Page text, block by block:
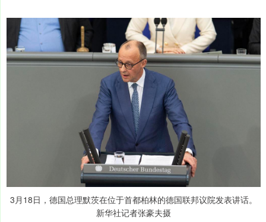
3月18日，德国总理默茨在位于首都柏林的德国联邦议院发表讲话。
新华社记者张豪夫摄